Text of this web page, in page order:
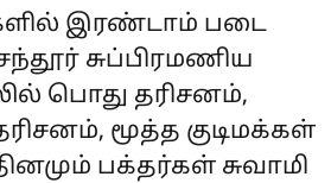
இரண்டாம் படை
சுப்பிரமணிய
பொது தரிசனம்,
மூத்த குடிமக்கள்
பக்தர்கள் சுவாமி